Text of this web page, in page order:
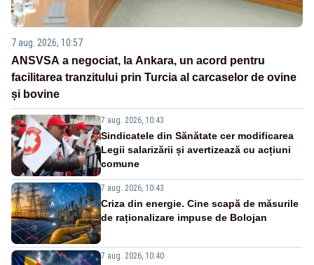
7 aug. 2026, 10:57
ANSVSA a negociat, la Ankara, un acord pentru
facilitarea tranzitului prin Turcia al carcaselor de ovine
și bovine
7 aug. 2026, 10:43
Sindicatele din Sănătate cer modificarea
Legii salarizării și avertizează cu acțiuni
comune
7 aug. 2026, 10:43
Criza din energie. Cine scapă de măsurile
de raționalizare impuse de Bolojan
7 aug. 2026, 10:40